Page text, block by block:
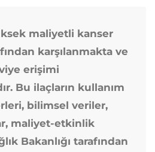
maliyetli kanser
karşılanmakta ve
erişimi
Bu ilaçların kullanım
bilimsel veriler,
maliyet-etkinlik
Bakanlığı tarafından